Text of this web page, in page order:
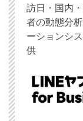
訪日・国内
者の動態分
ーションシ
供